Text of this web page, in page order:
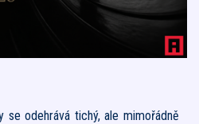
se odehrává tichý, ale mimořádně